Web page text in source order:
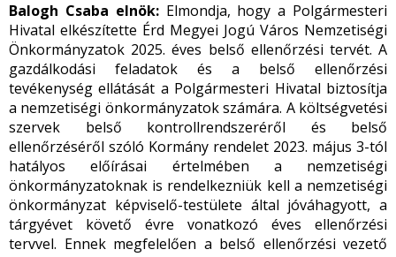
Balogh Csaba elnök: Elmondja, hogy a Polgármesteri
Hivatal elkészítette Érd Megyei Jogú Város Nemzetiségi
Önkormányzatok 2025. éves belső ellenőrzési tervét. A
gazdálkodási feladatok és a belső ellenőrzési
tevékenység ellátását a Polgármesteri Hivatal biztosítja
a nemzetiségi önkormányzatok számára. A költségvetési
szervek belső kontrollrendszeréről és belső
ellenőrzéséről szóló Kormány rendelet 2023. május 3-tól
hatályos előírásai értelmében a nemzetiségi
önkormányzatoknak is rendelkezniük kell a nemzetiségi
önkormányzat képviselő-testülete által jóváhagyott, a
tárgyévet követő évre vonatkozó éves ellenőrzési
tervvel. Ennek megfelelően a belső ellenőrzési vezető